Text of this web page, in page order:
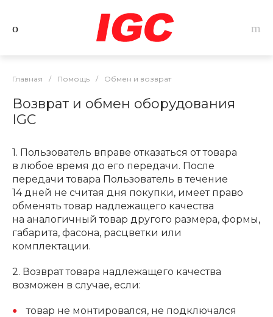
Главная / Помощь / Обмен и возврат
Возврат и обмен оборудования
IGC
1. Пользователь вправе отказаться от товара
в любое время до его передачи. После
передачи товара Пользователь в течение
14 дней не считая дня покупки, имеет право
обменять товар надлежащего качества
на аналогичный товар другого размера, формы,
габарита, фасона, расцветки или
комплектации.
2. Возврат товара надлежащего качества
возможен в случае, если:
товар не монтировался, не подключался